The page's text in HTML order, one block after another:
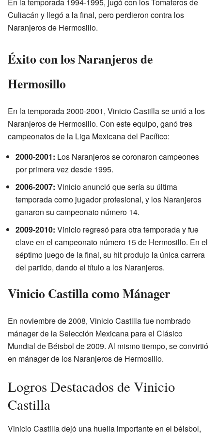
En la temporada 1994-1995, jugó con los Tomateros de
Culiacán y llegó a la final, pero perdieron contra los
Naranjeros de Hermosillo.
Éxito con los Naranjeros de
Hermosillo
En la temporada 2000-2001, Vinicio Castilla se unió a los
Naranjeros de Hermosillo. Con este equipo, ganó tres
campeonatos de la Liga Mexicana del Pacífico:
2000-2001: Los Naranjeros se coronaron campeones
por primera vez desde 1995.
2006-2007: Vinicio anunció que sería su última
temporada como jugador profesional, y los Naranjeros
ganaron su campeonato número 14.
2009-2010: Vinicio regresó para otra temporada y fue
clave en el campeonato número 15 de Hermosillo. En el
séptimo juego de la final, su hit produjo la única carrera
del partido, dando el título a los Naranjeros.
Vinicio Castilla como Mánager
En noviembre de 2008, Vinicio Castilla fue nombrado
mánager de la Selección Mexicana para el Clásico
Mundial de Béisbol de 2009. Al mismo tiempo, se convirtió
en mánager de los Naranjeros de Hermosillo.
Logros Destacados de Vinicio
Castilla
Vinicio Castilla dejó una huella importante en el béisbol,